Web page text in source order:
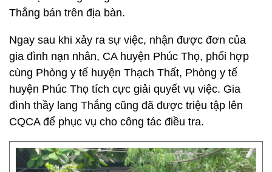
Thắng bán trên địa bàn.
Ngay sau khi xảy ra sự việc, nhận được đơn của
gia đình nạn nhân, CA huyện Phúc Thọ, phối hợp
cùng Phòng y tế huyện Thạch Thất, Phòng y tế
huyện Phúc Thọ tích cực giải quyết vụ việc. Gia
đình thầy lang Thắng cũng đã được triệu tập lên
CQCA để phục vụ cho công tác điều tra.